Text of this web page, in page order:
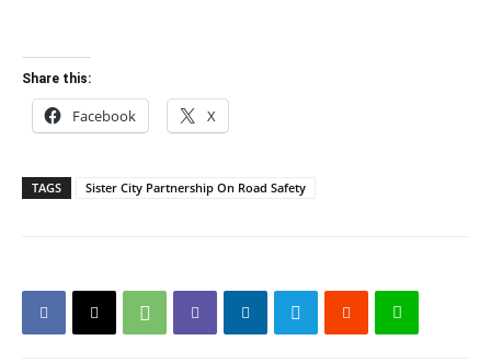
Share this:
Facebook X
TAGS Sister City Partnership On Road Safety